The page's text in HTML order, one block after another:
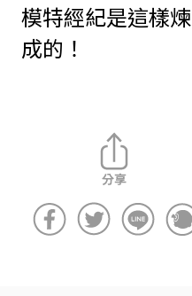
模特經紀是這樣煉
成的！